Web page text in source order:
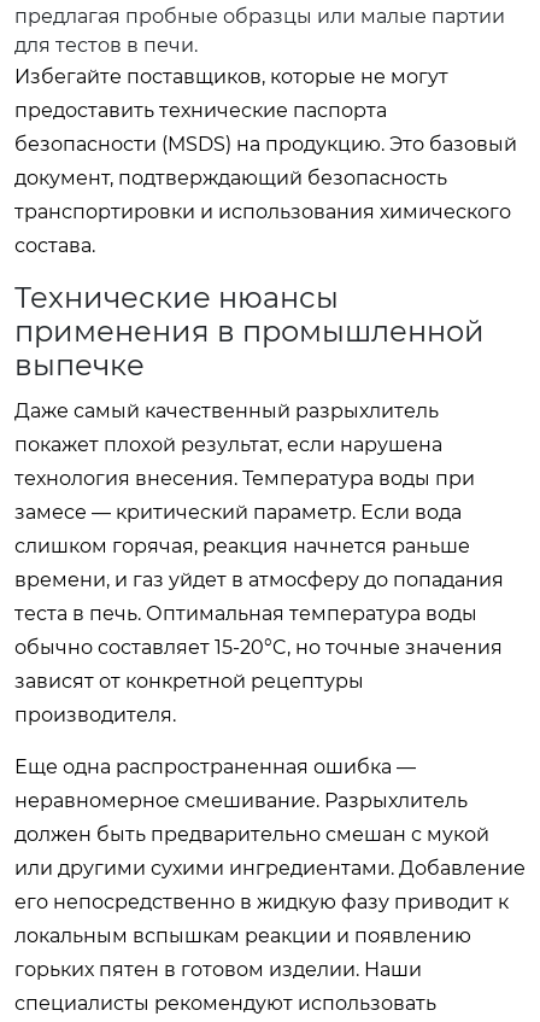
предлагая пробные образцы или малые партии
для тестов в печи.
Избегайте поставщиков, которые не могут
предоставить технические паспорта
безопасности (MSDS) на продукцию. Это базовый
документ, подтверждающий безопасность
транспортировки и использования химического
состава.
Технические нюансы
применения в промышленной
выпечке
Даже самый качественный разрыхлитель
покажет плохой результат, если нарушена
технология внесения. Температура воды при
замесе — критический параметр. Если вода
слишком горячая, реакция начнется раньше
времени, и газ уйдет в атмосферу до попадания
теста в печь. Оптимальная температура воды
обычно составляет 15-20°C, но точные значения
зависят от конкретной рецептуры
производителя.
Еще одна распространенная ошибка —
неравномерное смешивание. Разрыхлитель
должен быть предварительно смешан с мукой
или другими сухими ингредиентами. Добавление
его непосредственно в жидкую фазу приводит к
локальным вспышкам реакции и появлению
горьких пятен в готовом изделии. Наши
специалисты рекомендуют использовать